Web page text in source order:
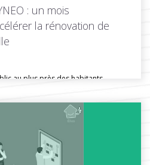
: un mois
la rénovation de
au plus près des habitants
rubrique